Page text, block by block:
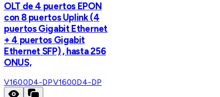
OLT de 4 puertos EPON
con 8 puertos Uplink (4
puertos Gigabit Ethernet
+ 4 puertos Gigabit
Ethernet SFP) , hasta 256
ONUS,
V1600D4-DPV1600D4-DP